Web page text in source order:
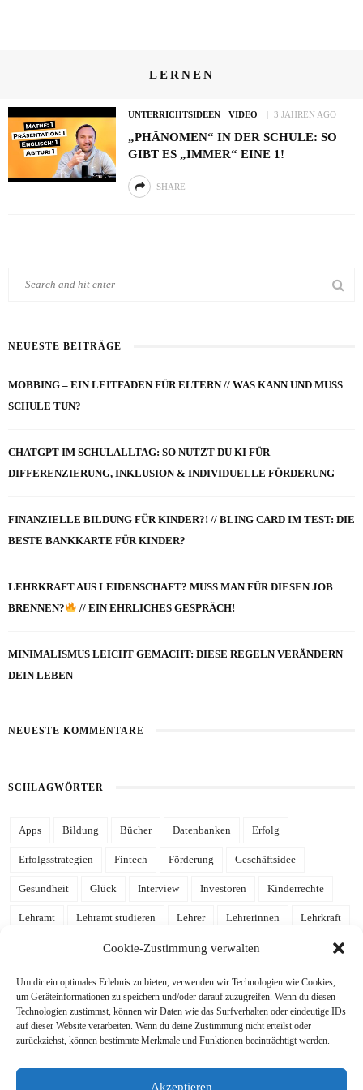
Cookie-Zustimmung verwalten
Um dir ein optimales Erlebnis zu bieten, verwenden wir Technologien wie Cookies,
um Geräteinformationen zu speichern und/oder darauf zuzugreifen. Wenn du diesen
Technologien zustimmst, können wir Daten wie das Surfverhalten oder eindeutige IDs
auf dieser Website verarbeiten. Wenn du deine Zustimmung nicht erteilst oder
zurückziehst, können bestimmte Merkmale und Funktionen beeinträchtigt werden.
Akzeptieren
LERNEN
UNTERRICHTSIDEEN VIDEO 3 JAHREN AGO
„PHÄNOMEN“ IN DER SCHULE: SO
GIBT ES „IMMER“ EINE 1!
SHARE
NEUESTE BEITRÄGE
MOBBING – EIN LEITFADEN FÜR ELTERN // WAS KANN UND MUSS
SCHULE TUN?
CHATGPT IM SCHULALLTAG: SO NUTZT DU KI FÜR
DIFFERENZIERUNG, INKLUSION & INDIVIDUELLE FÖRDERUNG
FINANZIELLE BILDUNG FÜR KINDER?! // BLING CARD IM TEST: DIE
BESTE BANKKARTE FÜR KINDER?
LEHRKRAFT AUS LEIDENSCHAFT? MUSS MAN FÜR DIESEN JOB
BRENNEN?
// EIN EHRLICHES GESPRÄCH!
MINIMALISMUS LEICHT GEMACHT: DIESE REGELN VERÄNDERN
DEIN LEBEN
NEUESTE KOMMENTARE
SCHLAGWÖRTER
Apps Bildung Bücher Datenbanken Erfolg
Erfolgsstrategien Fintech Förderung Geschäftsidee
Gesundheit Glück Interview Investoren Kinderrechte
Lehramt Lehramt studieren Lehrer Lehrerinnen Lehrkraft
Mathe Mathematik mehr Zeit
Notion Template Produktivität Referendariat Schulalltag
Schule Schulgelaber Schulleben Schulleitung Schüler
Schülerinnen Stressabbau Studieren Studium Tools